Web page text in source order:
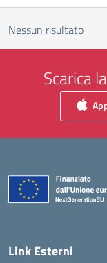
Nessun risultato
Scarica
Link Esterni